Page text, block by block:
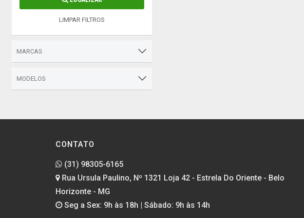
LIMPAR FILTROS
MARCAS
MODELOS
CONTATO
(31) 98305-6165
Rua Ursula Paulino, Nº 1321 Loja 42 - Estrela Do Oriente - Belo
Horizonte - MG
Seg a Sex: 9h às 18h | Sábado: 9h às 14h